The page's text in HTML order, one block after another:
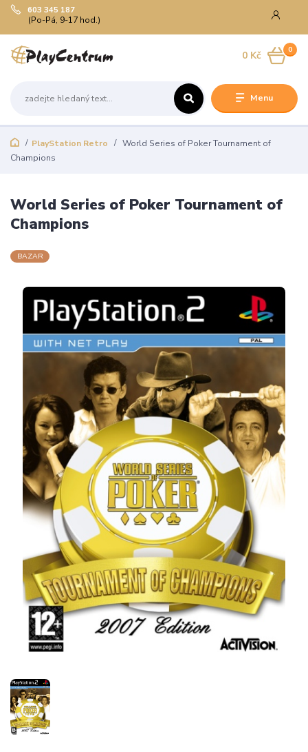
Menu
603 345 187
(Po-Pá, 9-17 hod.)
0
0 Kč
PlayStation Retro
World Series of Poker Tournament of
Champions
World Series of Poker Tournament of
Champions
BAZAR